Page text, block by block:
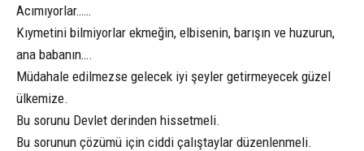
Acımıyorlar……
Kıymetini bilmiyorlar ekmeğin, elbisenin, barışın ve huzurun,
ana babanın….
Müdahale edilmezse gelecek iyi şeyler getirmeyecek güzel
ülkemize.
Bu sorunu Devlet derinden hissetmeli.
Bu sorunun çözümü için ciddi çalıştaylar düzenlenmeli.